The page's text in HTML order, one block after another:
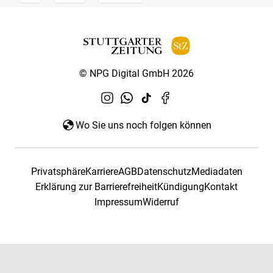
© NPG Digital GmbH 2026
Wo Sie uns noch folgen können
PrivatsphäreKarriereAGBDatenschutzMediadaten
Erklärung zur BarrierefreiheitKündigungKontakt
ImpressumWiderruf